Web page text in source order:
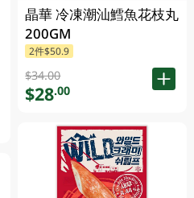
晶華 冷凍潮汕鱈魚花枝丸
200GM
2件$50.9
$34.00
$28.00